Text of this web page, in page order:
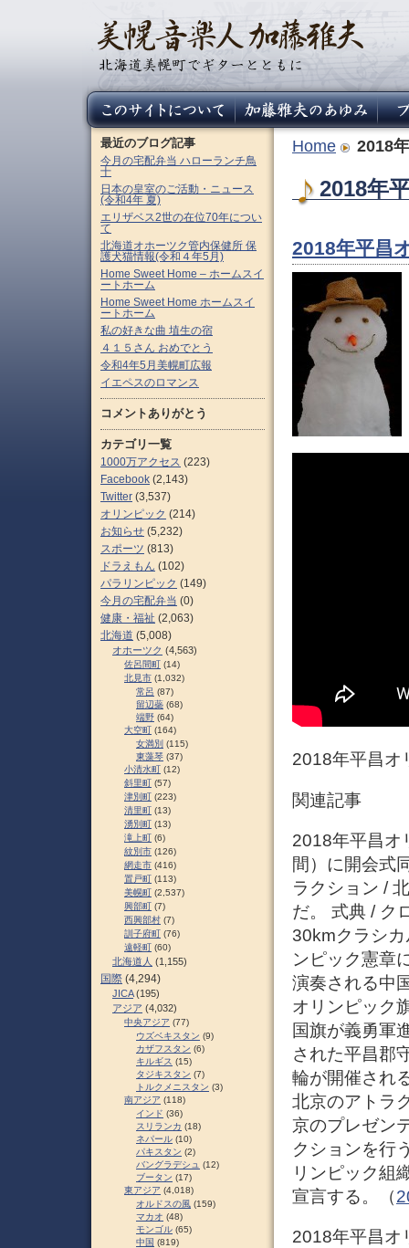
Home 2018
2018年
2018年平昌
2018年平昌オ
関連記事
2018年平昌オ
間）に開会式
ラクション /
だ。 式典 / ク
30kmクラシ
ンピック憲章
演奏される中
オリンピック
国旗が義勇軍
された平昌郡
輪が開催され
北京のアトラ
京のプレゼン
クションを行
リンピック組
宣言する。（
2018年平昌オ
最近のブログ記事
今月の宅配弁当 ハローランチ鳥
十
日本の皇室のご活動・ニュース
(令和4年 夏)
エリザベス2世の在位70年につい
て
北海道オホーツク管内保健所 保
護犬猫情報(令和４年5月)
Home Sweet Home – ホームスイ
ートホーム
Home Sweet Home ホームスイ
ートホーム
私の好きな曲 埴生の宿
４１５さん おめでとう
令和4年5月美幌町広報
イエペスのロマンス
コメントありがとう
カテゴリ一覧
1000万アクセス (223)
Facebook (2,143)
Twitter (3,537)
オリンピック (214)
お知らせ (5,232)
スポーツ (813)
ドラえもん (102)
パラリンピック (149)
今月の宅配弁当 (0)
健康・福祉 (2,063)
北海道 (5,008)
オホーツク (4,563)
佐呂間町 (14)
北見市 (1,032)
常呂 (87)
留辺蘂 (68)
端野 (64)
大空町 (164)
女満別 (115)
東藻琴 (37)
小清水町 (12)
斜里町 (57)
津別町 (223)
清里町 (13)
湧別町 (13)
滝上町 (6)
紋別市 (126)
網走市 (416)
置戸町 (113)
美幌町 (2,537)
興部町 (7)
西興部村 (7)
訓子府町 (76)
遠軽町 (60)
北海道人 (1,155)
国際 (4,294)
JICA(195)
アジア (4,032)
中央アジア (77)
ウズベキスタン (9)
カザフスタン (6)
キルギス (15)
タジキスタン (7)
トルクメニスタン (3)
南アジア (118)
インド (36)
スリランカ (18)
ネパール (10)
パキスタン (2)
バングラデシュ (12)
ブータン (17)
東アジア (4,018)
オルドスの風 (159)
マカオ (48)
モンゴル (65)
中国 (819)